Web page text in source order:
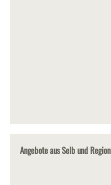
Angebote aus Selb und Region